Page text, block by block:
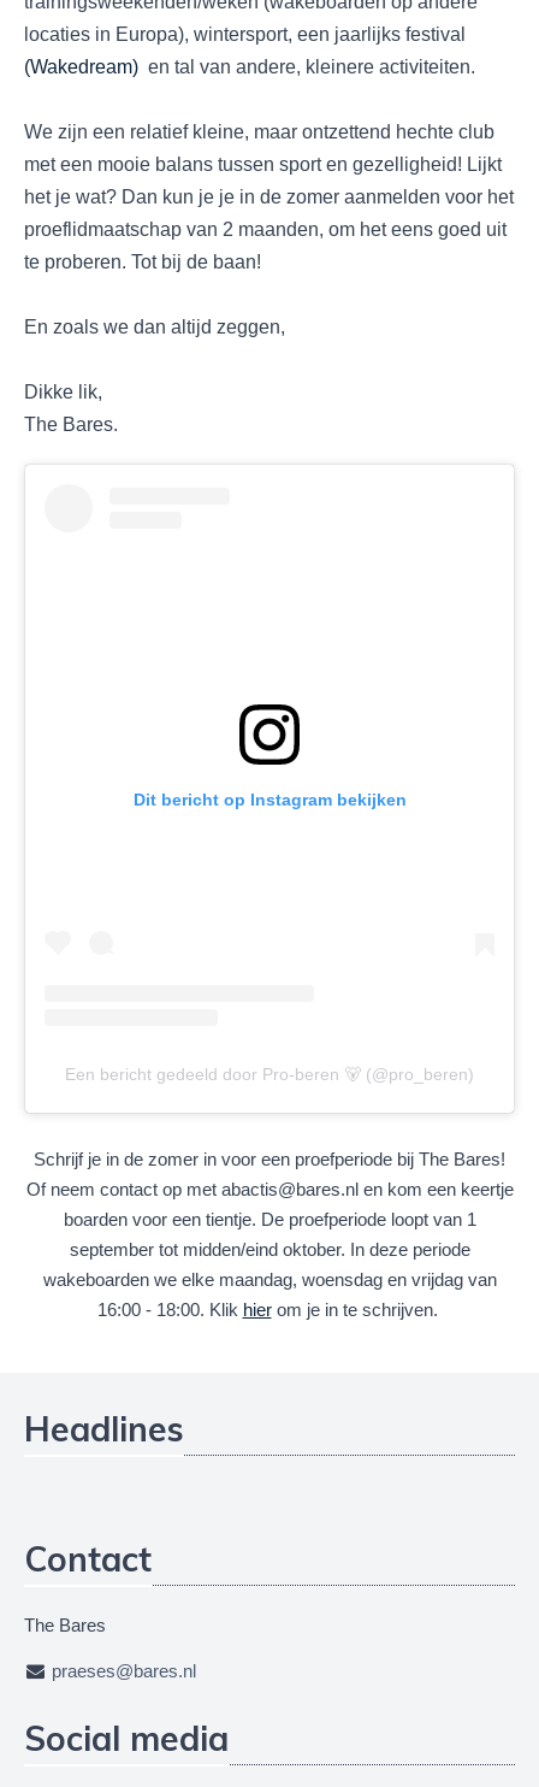
locaties in Europa), wintersport, een jaarlijks festival
(Wakedream) en tal van andere, kleinere activiteiten.
We zijn een relatief kleine, maar ontzettend hechte club
met een mooie balans tussen sport en gezelligheid! Lijkt
het je wat? Dan kun je je in de zomer aanmelden voor het
proeflidmaatschap van 2 maanden, om het eens goed uit
te proberen. Tot bij de baan!
En zoals we dan altijd zeggen,
Dikke lik,
The Bares.
Dit bericht op Instagram bekijken
Een bericht gedeeld door Pro-beren 🐻 (@pro_beren)
Schrijf je in de zomer in voor een proefperiode bij The Bares!
Of neem contact op met abactis@bares.nl en kom een keertje
boarden voor een tientje. De proefperiode loopt van 1
september tot midden/eind oktober. In deze periode
wakeboarden we elke maandag, woensdag en vrijdag van
16:00 - 18:00. Klik hier om je in te schrijven.
Headlines
Contact
The Bares
praeses@bares.nl
Social media